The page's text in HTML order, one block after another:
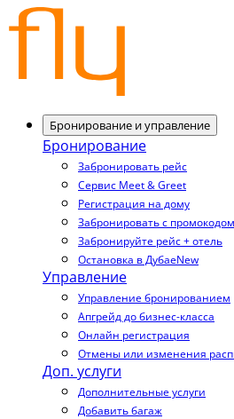
Бронирование и управление
Бронирование
Забронировать рейс
Сервис Meet & Greet
Регистрация на дому
Забронировать с промокодом
Забронируйте рейс + отель
Остановка в ДубаеNew
Управление
Управление бронированием
Апгрейд до бизнес-класса
Онлайн регистрация
Отмены или изменения
Доп. услуги
Дополнительные услуги
Добавить багаж